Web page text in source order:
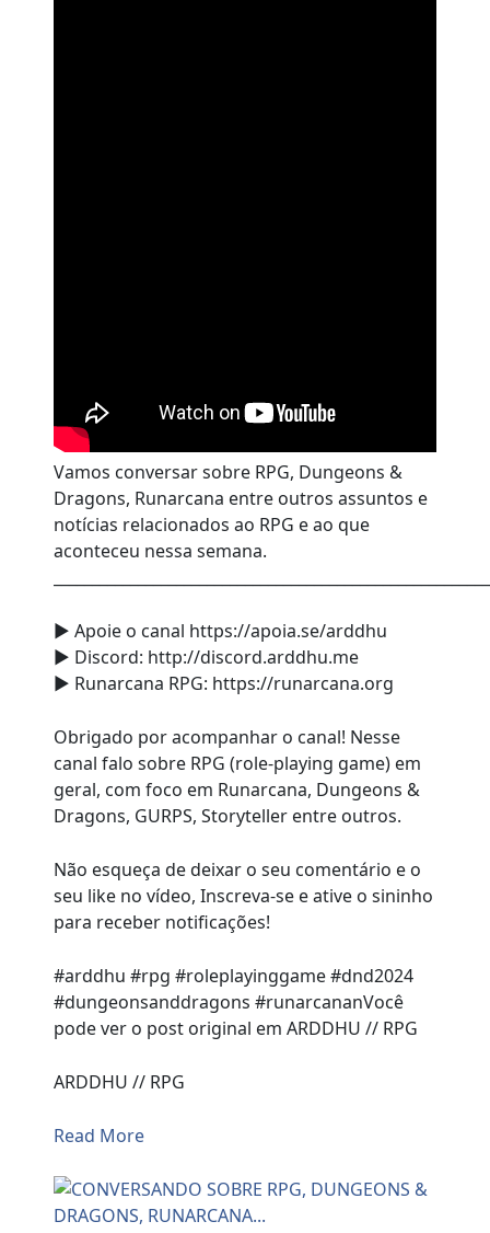
Vamos conversar sobre RPG, Dungeons &
Dragons, Runarcana entre outros assuntos e
notícias relacionados ao RPG e ao que
aconteceu nessa semana.
► Apoie o canal https://apoia.se/arddhu
► Discord: http://discord.arddhu.me
► Runarcana RPG: https://runarcana.org
Obrigado por acompanhar o canal! Nesse
canal falo sobre RPG (role-playing game) em
geral, com foco em Runarcana, Dungeons &
Dragons, GURPS, Storyteller entre outros.
Não esqueça de deixar o seu comentário e o
seu like no vídeo, Inscreva-se e ative o sininho
para receber notificações!
#arddhu #rpg #roleplayinggame #dnd2024
#dungeonsanddragons #runarcananVocê
pode ver o post original em ARDDHU // RPG
ARDDHU // RPG
Read More